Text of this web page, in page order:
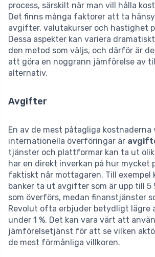
process, särskilt när man vill hålla
Det finns många faktorer att ta
avgifter, valutakurser och hastighet
Dessa aspekter kan variera
den metod som väljs, och därför är
att göra en noggrann jämförelse av
alternativ.
Avgifter
En av de mest påtagliga kostnaderna
internationella överföringar är
tjänster och plattformar kan ta ut
har en direkt inverkan på hur mycket
faktiskt når mottagaren. Till exempel
banker ta ut avgifter som är upp till 5
som överförs, medan finanstjänster
Revolut ofta erbjuder betydligt lägre
under 1 %. Det kan vara värt att
jämförelsetjänst för att se vilken
de mest förmånliga villkoren.